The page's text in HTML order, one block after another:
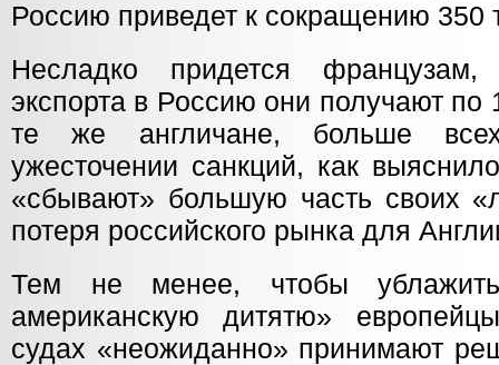
Россию приведет к сокращению 350
Несладко придется
экспорта в Россию они получают по
те же англичане, больше
ужесточении санкций, как
«сбывают» большую часть своих
потеря российского рынка для
Тем не менее, чтобы ублажить
американскую дитятю»
судах «неожиданно» принимают